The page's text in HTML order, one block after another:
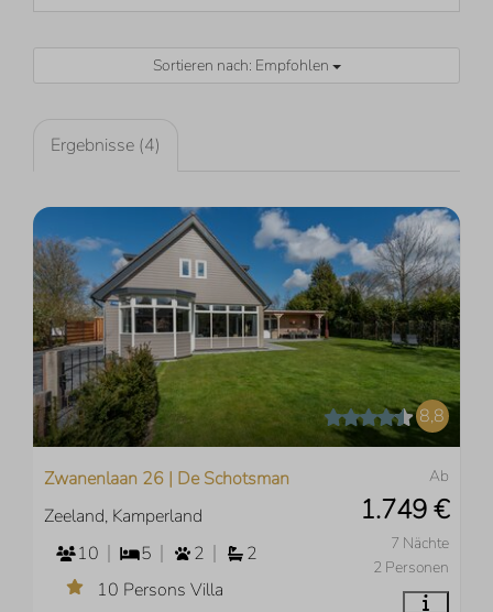
Sortieren nach: Empfohlen
Ergebnisse (4)
8,8
Ab
1.749 €
7 Nächte
2 Personen
Zwanenlaan 26 | De Schotsman
Zeeland, Kamperland
10
5 2
2
10 Persons Villa